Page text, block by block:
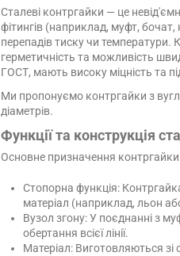
Сталеві контргайки — це
фітингів (наприклад, муфт,
перепадів тиску чи
герметичність та можливість
ГОСТ, мають високу міцність та
Ми пропонуємо контргайки з
діаметрів.
Функції та конструкція
Основне призначення
Стопорна функція:
матеріал (наприклад, льон
Вузол згону: У поєднанні з
обертання всієї лінії.
Матеріал: Виготовляються зі